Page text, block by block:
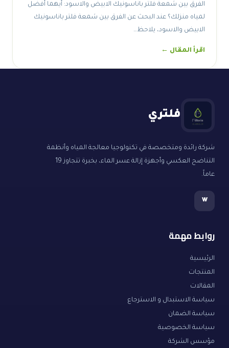
الفرق بين شمعة فلتر باناسونيك الابيض والاسود: أيهما أفضل
لمياه منزلك؟ عند البحث عن الفرق بين شمعة فلتر باناسونيك
الابيض والاسود، يلاحظ…
اقرأ المقال ←
فلتري
شركة رائدة ومتخصصة في تكنولوجيا معالجة المياه وأنظمة
التناضح العكسي وأجهزة إزالة عسر الماء، بخبرة تتجاوز 19
عاماً.
w
روابط مهمة
الرئيسية
المنتجات
المقالات
سياسة الاستبدال و الاسترجاع
سياسة الضمان
سياسة الخصوصية
مؤسس الشركة